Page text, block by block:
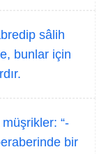
sâlih
bunlar için
“-
bir